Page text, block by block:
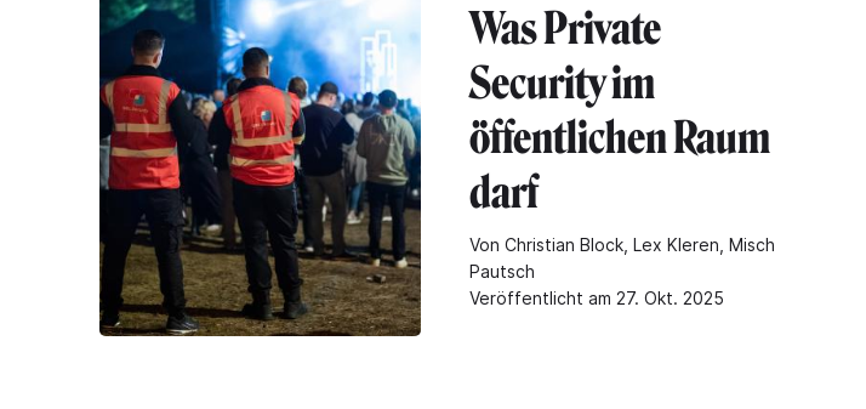
Was Private
Security im
öffentlichen Raum
darf
Von Christian Block, Lex Kleren, Misch
Pautsch
Veröffentlicht am 27. Okt. 2025